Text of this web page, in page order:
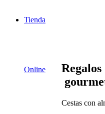
Tienda
Online
Regalos
Cestas con